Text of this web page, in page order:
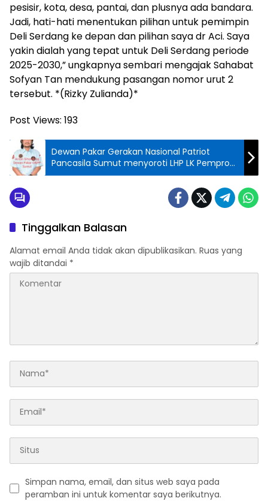
pesisir, kota, desa, pantai, dan plusnya ada bandara.
Jadi, hati-hati menentukan pilihan untuk pemimpin
Deli Serdang ke depan dan pilihan saya dr Aci. Saya
yakin dialah yang tepat untuk Deli Serdang periode
2025-2030,” ungkapnya sembari mengajak Sahabat
Sofyan Tan mendukung pasangan nomor urut 2
tersebut. *(Rizky Zulianda)*
Post Views: 193
Dewan Pakar Gerakan Nasional Patriot
Pancasila Sumut menyoroti LHP LK Pemprov
Sumatera Utara
Tinggalkan Balasan
Alamat email Anda tidak akan dipublikasikan. Ruas yang
wajib ditandai *
Simpan nama, email, dan situs web saya pada
peramban ini untuk komentar saya berikutnya.